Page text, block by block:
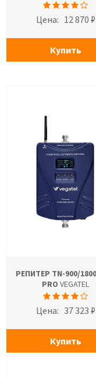
Цена: 12 870 ₽
Купить
РЕПИТЕР TN-900/
PRO VEGATEL
Цена: 37 323 ₽
Купить